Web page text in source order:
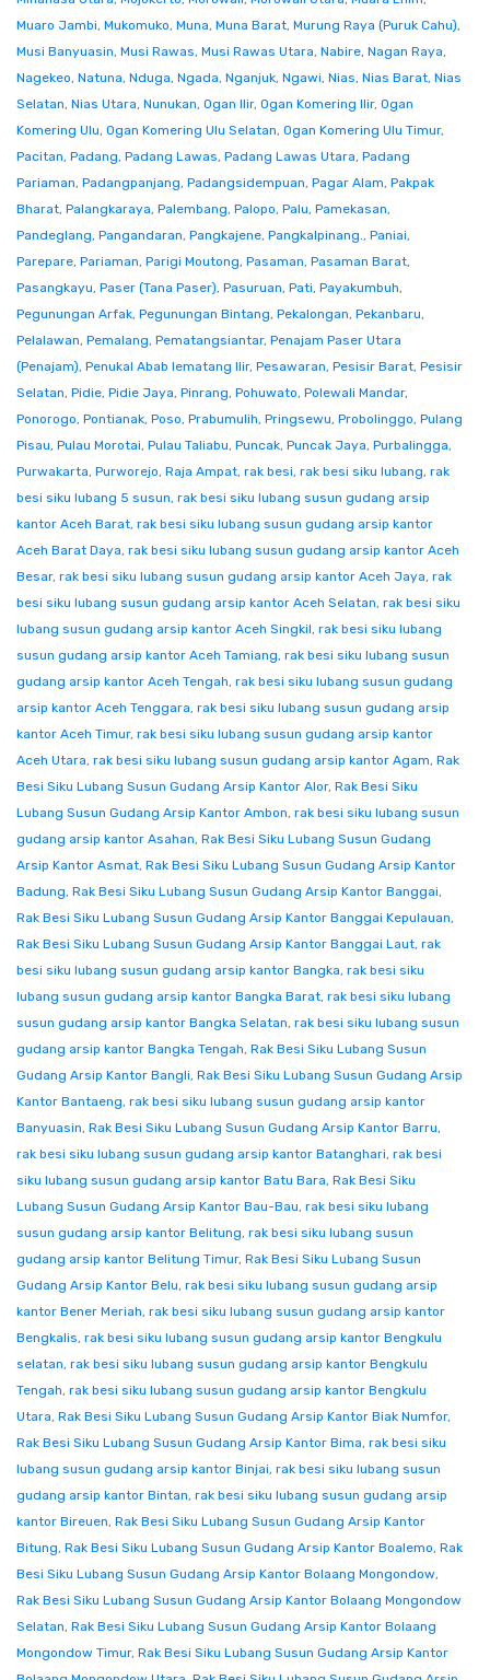
Muaro Jambi, Mukomuko, Muna, Muna Barat, Murung Raya (Puruk Cahu),
Musi Banyuasin, Musi Rawas, Musi Rawas Utara, Nabire, Nagan Raya,
Nagekeo, Natuna, Nduga, Ngada, Nganjuk, Ngawi, Nias, Nias Barat, Nias
Selatan, Nias Utara, Nunukan, Ogan Ilir, Ogan Komering Ilir, Ogan
Komering Ulu, Ogan Komering Ulu Selatan, Ogan Komering Ulu Timur,
Pacitan, Padang, Padang Lawas, Padang Lawas Utara, Padang
Pariaman, Padangpanjang, Padangsidempuan, Pagar Alam, Pakpak
Bharat, Palangkaraya, Palembang, Palopo, Palu, Pamekasan,
Pandeglang, Pangandaran, Pangkajene, Pangkalpinang., Paniai,
Parepare, Pariaman, Parigi Moutong, Pasaman, Pasaman Barat,
Pasangkayu, Paser (Tana Paser), Pasuruan, Pati, Payakumbuh,
Pegunungan Arfak, Pegunungan Bintang, Pekalongan, Pekanbaru,
Pelalawan, Pemalang, Pematangsiantar, Penajam Paser Utara
(Penajam), Penukal Abab lematang Ilir, Pesawaran, Pesisir Barat, Pesisir
Selatan, Pidie, Pidie Jaya, Pinrang, Pohuwato, Polewali Mandar,
Ponorogo, Pontianak, Poso, Prabumulih, Pringsewu, Probolinggo, Pulang
Pisau, Pulau Morotai, Pulau Taliabu, Puncak, Puncak Jaya, Purbalingga,
Purwakarta, Purworejo, Raja Ampat, rak besi, rak besi siku lubang, rak
besi siku lubang 5 susun, rak besi siku lubang susun gudang arsip
kantor Aceh Barat, rak besi siku lubang susun gudang arsip kantor
Aceh Barat Daya, rak besi siku lubang susun gudang arsip kantor Aceh
Besar, rak besi siku lubang susun gudang arsip kantor Aceh Jaya, rak
besi siku lubang susun gudang arsip kantor Aceh Selatan, rak besi siku
lubang susun gudang arsip kantor Aceh Singkil, rak besi siku lubang
susun gudang arsip kantor Aceh Tamiang, rak besi siku lubang susun
gudang arsip kantor Aceh Tengah, rak besi siku lubang susun gudang
arsip kantor Aceh Tenggara, rak besi siku lubang susun gudang arsip
kantor Aceh Timur, rak besi siku lubang susun gudang arsip kantor
Aceh Utara, rak besi siku lubang susun gudang arsip kantor Agam, Rak
Besi Siku Lubang Susun Gudang Arsip Kantor Alor, Rak Besi Siku
Lubang Susun Gudang Arsip Kantor Ambon, rak besi siku lubang susun
gudang arsip kantor Asahan, Rak Besi Siku Lubang Susun Gudang
Arsip Kantor Asmat, Rak Besi Siku Lubang Susun Gudang Arsip Kantor
Badung, Rak Besi Siku Lubang Susun Gudang Arsip Kantor Banggai,
Rak Besi Siku Lubang Susun Gudang Arsip Kantor Banggai Kepulauan,
Rak Besi Siku Lubang Susun Gudang Arsip Kantor Banggai Laut, rak
besi siku lubang susun gudang arsip kantor Bangka, rak besi siku
lubang susun gudang arsip kantor Bangka Barat, rak besi siku lubang
susun gudang arsip kantor Bangka Selatan, rak besi siku lubang susun
gudang arsip kantor Bangka Tengah, Rak Besi Siku Lubang Susun
Gudang Arsip Kantor Bangli, Rak Besi Siku Lubang Susun Gudang Arsip
Kantor Bantaeng, rak besi siku lubang susun gudang arsip kantor
Banyuasin, Rak Besi Siku Lubang Susun Gudang Arsip Kantor Barru,
rak besi siku lubang susun gudang arsip kantor Batanghari, rak besi
siku lubang susun gudang arsip kantor Batu Bara, Rak Besi Siku
Lubang Susun Gudang Arsip Kantor Bau-Bau, rak besi siku lubang
susun gudang arsip kantor Belitung, rak besi siku lubang susun
gudang arsip kantor Belitung Timur, Rak Besi Siku Lubang Susun
Gudang Arsip Kantor Belu, rak besi siku lubang susun gudang arsip
kantor Bener Meriah, rak besi siku lubang susun gudang arsip kantor
Bengkalis, rak besi siku lubang susun gudang arsip kantor Bengkulu
selatan, rak besi siku lubang susun gudang arsip kantor Bengkulu
Tengah, rak besi siku lubang susun gudang arsip kantor Bengkulu
Utara, Rak Besi Siku Lubang Susun Gudang Arsip Kantor Biak Numfor,
Rak Besi Siku Lubang Susun Gudang Arsip Kantor Bima, rak besi siku
lubang susun gudang arsip kantor Binjai, rak besi siku lubang susun
gudang arsip kantor Bintan, rak besi siku lubang susun gudang arsip
kantor Bireuen, Rak Besi Siku Lubang Susun Gudang Arsip Kantor
Bitung, Rak Besi Siku Lubang Susun Gudang Arsip Kantor Boalemo, Rak
Besi Siku Lubang Susun Gudang Arsip Kantor Bolaang Mongondow,
Rak Besi Siku Lubang Susun Gudang Arsip Kantor Bolaang Mongondow
Selatan, Rak Besi Siku Lubang Susun Gudang Arsip Kantor Bolaang
Mongondow Timur, Rak Besi Siku Lubang Susun Gudang Arsip Kantor